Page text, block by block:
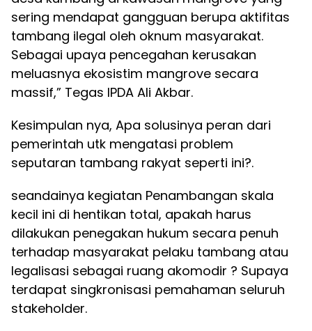
sering mendapat gangguan berupa aktifitas
tambang ilegal oleh oknum masyarakat.
Sebagai upaya pencegahan kerusakan
meluasnya ekosistim mangrove secara
massif,” Tegas IPDA Ali Akbar.
Kesimpulan nya, Apa solusinya peran dari
pemerintah utk mengatasi problem
seputaran tambang rakyat seperti ini?.
seandainya kegiatan Penambangan skala
kecil ini di hentikan total, apakah harus
dilakukan penegakan hukum secara penuh
terhadap masyarakat pelaku tambang atau
legalisasi sebagai ruang akomodir ? Supaya
terdapat singkronisasi pemahaman seluruh
stakeholder.